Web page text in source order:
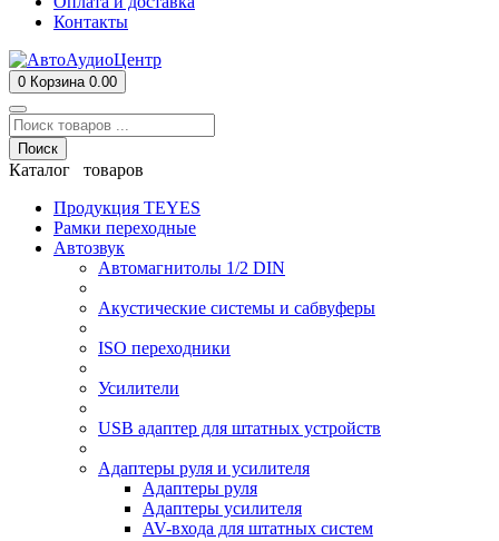
Контакты
0 Корзина 0.00
Поиск
Каталог товаров
Продукция TEYES
Рамки переходные
Автозвук
Автомагнитолы 1/2 DIN
Акустические системы и сабвуферы
ISO переходники
Усилители
USB адаптер для штатных устройств
Адаптеры руля и усилителя
Адаптеры руля
Адаптеры усилителя
AV-входа для штатных систем